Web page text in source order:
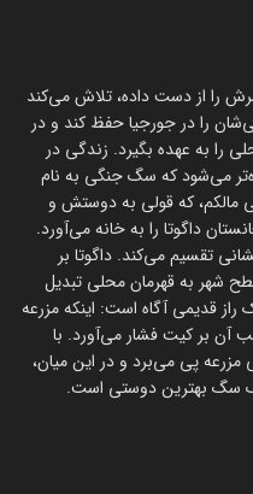
را از دست داده، تلاش می‌کند
را در جورجیا حفظ کند و در
را به عهده بگیرد. زندگی در
می‌شود که سگ جنگی به نام
مالکم، که قولی به دوستش و
داگوتا را به خانه می‌آورد.
تقسیم می‌کند. داگوتا بر
شهر به قهرمان محلی تبدیل
قدیمی آگاه است: اینکه مزرعه
آن بر کیت فشار می‌آورد. با
پی می‌برد و در این میان،
سگ بهترین دوستی است.